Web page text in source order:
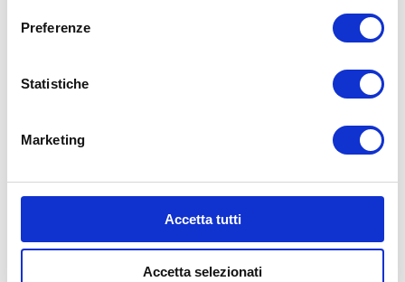
Preferenze
Statistiche
Marketing
Accetta tutti
Accetta selezionati
realizzati per espellere meglio l’acqua e per
aumentare l’efficienza della frenata con ABS.
Il posteriore in bimescola di carbonio e silice
possiede un’alta resistenza permettendo un